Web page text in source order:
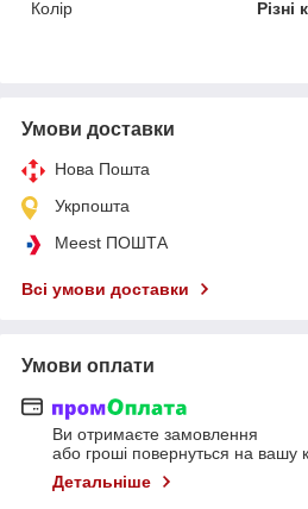
Колір
Різні
Умови доставки
Нова Пошта
Укрпошта
Meest ПОШТА
Всі умови доставки
Умови оплати
Ви отримаєте замовлення
або гроші повернуться на вашу
Детальніше